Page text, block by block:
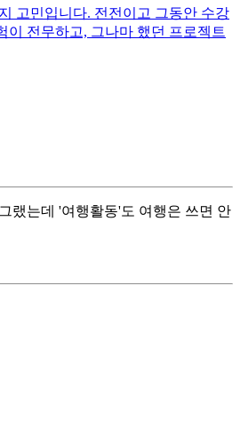
고민입니다. 전전이고 그동안 수강
이 전무하고, 그나마 했던 프로젝트
랬는데 '여행활동'도 여행은 쓰면 안